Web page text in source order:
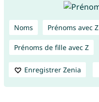
Noms Prénoms avec Z
Prénoms de fille avec Z
Enregistrer Zenia